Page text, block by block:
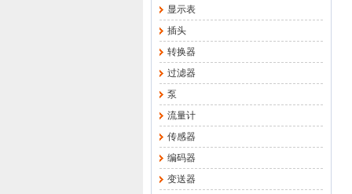
显示表
插头
转换器
过滤器
泵
流量计
传感器
编码器
变送器